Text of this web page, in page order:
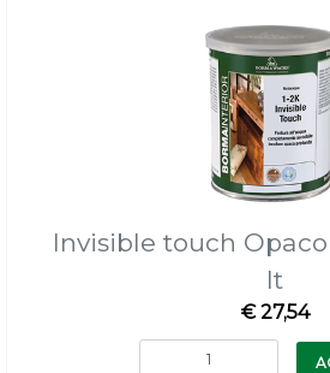
Invisible touch
lt
€ 27,54
Quantità